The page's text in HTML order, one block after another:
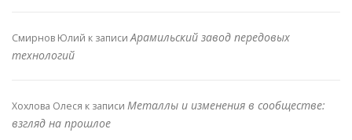
Смирнов Юлий к записиАрамильский завод передовых
технологий
Хохлова Олеся к записи Металлы и изменения в сообществе:
взгляд на прошлое